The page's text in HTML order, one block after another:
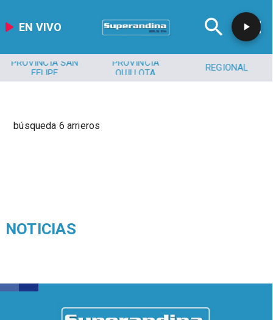
EN VIVO
PROVINCIA SAN
FELIPE
PROVINCIA
QUILLOTA
REGIONAL
búsqueda 6 arrieros
NOTICIAS